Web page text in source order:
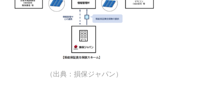
（出典：損保ジャパン）